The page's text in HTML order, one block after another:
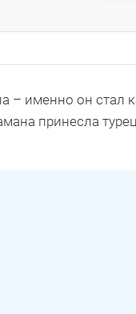
– именно он стал
принесла